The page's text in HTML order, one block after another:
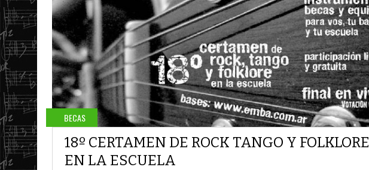
BECAS
18º CERTAMEN DE ROCK TANGO Y FOLKLORE
EN LA ESCUELA